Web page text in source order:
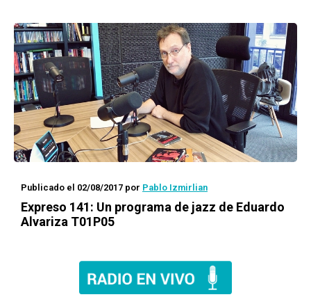
Publicado el 02/08/2017 por Pablo Izmirlian
Expreso 141: Un programa de jazz de Eduardo
Alvariza T01P05